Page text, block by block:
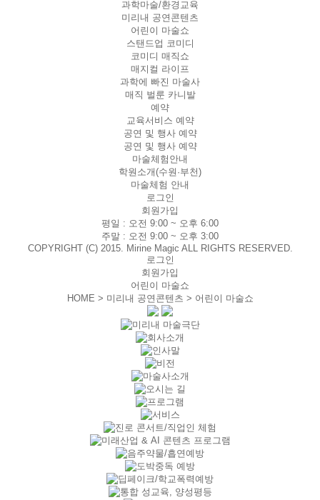
과학마술/환경교육
미리내 공연콘텐츠
어린이 마술쇼
스탠드업 코미디
코미디 매직쇼
매지컬 라이프
과학에 빠진 마술사
매직 벌룬 카니발
예약
교육서비스 예약
공연 및 행사 예약
공연 및 행사 예약
마술체험안내
학원소개(수원·부천)
마술체험 안내
로그인
회원가입
평일 : 오전 9:00 ~ 오후 6:00
주말 : 오전 9:00 ~ 오후 3:00
COPYRIGHT (C) 2015. Mirine Magic ALL RIGHTS RESERVED.
로그인
회원가입
어린이 마술쇼
HOME > 미리내 공연콘텐츠 > 어린이 마술쇼